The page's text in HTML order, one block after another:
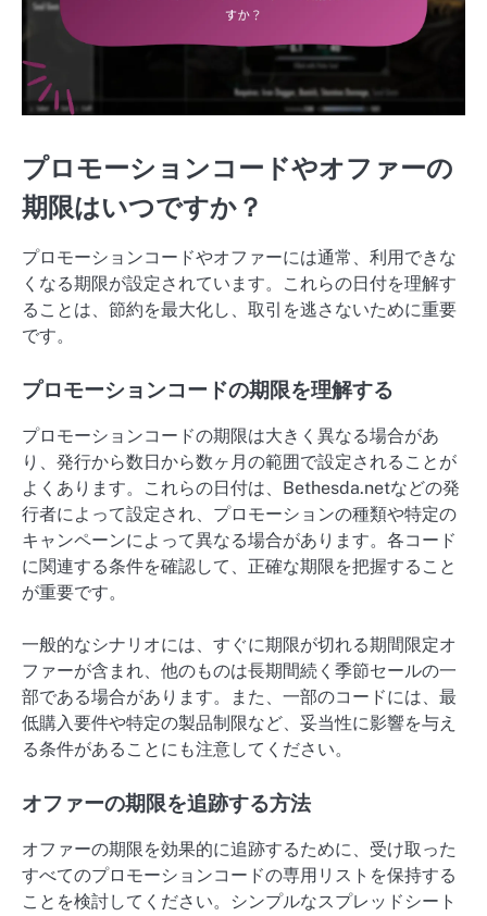
プロモーションコードやオファーの
期限はいつですか？
プロモーションコードやオファーには通常、利用できな
くなる期限が設定されています。これらの日付を理解す
ることは、節約を最大化し、取引を逃さないために重要
です。
プロモーションコードの期限を理解する
プロモーションコードの期限は大きく異なる場合があ
り、発行から数日から数ヶ月の範囲で設定されることが
よくあります。これらの日付は、Bethesda.netなどの発
行者によって設定され、プロモーションの種類や特定の
キャンペーンによって異なる場合があります。各コード
に関連する条件を確認して、正確な期限を把握すること
が重要です。
一般的なシナリオには、すぐに期限が切れる期間限定オ
ファーが含まれ、他のものは長期間続く季節セールの一
部である場合があります。また、一部のコードには、最
低購入要件や特定の製品制限など、妥当性に影響を与え
る条件があることにも注意してください。
オファーの期限を追跡する方法
オファーの期限を効果的に追跡するために、受け取った
すべてのプロモーションコードの専用リストを保持する
ことを検討してください。シンプルなスプレッドシート